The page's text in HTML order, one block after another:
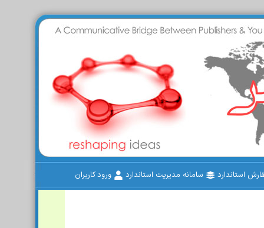
استاندارد سامانه مدیریت استاندارد ورود کاربران